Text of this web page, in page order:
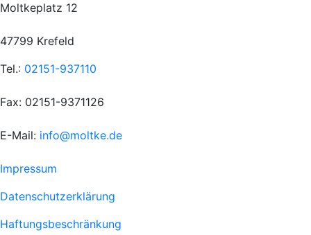
Moltkeplatz 12
47799 Krefeld
Tel.: 02151-937110
Fax: 02151-9371126
E-Mail: info@moltke.de
Menu
Fußzeile
1
Impressum
Datenschutzerklärung
Haftungsbeschränkung